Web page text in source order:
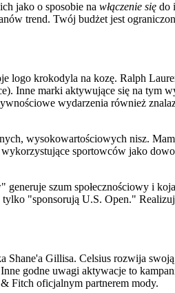
jako o sposobie na włączenie się do
trend. Twój budżet jest
logo krokodyla na kozę. Ralph
Inne marki aktywujące się na tym
wydarzenia również
wysokowartościowych nisz.
sportowców jako
szum społecznościowy i
"sponsorują U.S. Open."
Gillisa. Celsius rozwija
godne uwagi aktywacje to
Fitch oficjalnym partnerem mody.